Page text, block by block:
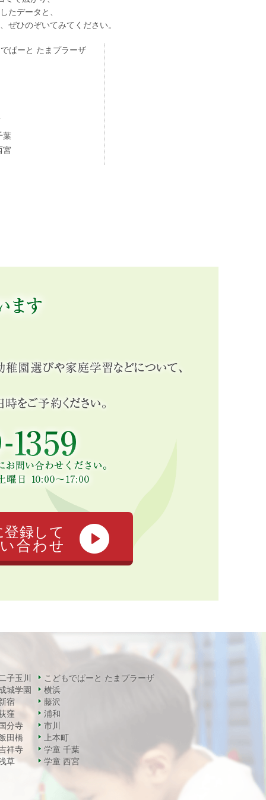
たデータと、
ぜひのぞいてみてください。
ぱーと たまプラーザ
葉
宮
登録して
合わせ
二子玉川
城学園
宿
窪
国分寺
田橋
祥寺
草
こどもでぱーと たまプラーザ
横浜
藤沢
浦和
市川
上本町
学童 千葉
学童 西宮